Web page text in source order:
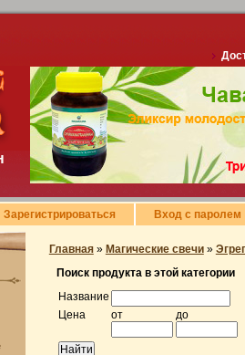
Зарегистрироваться Вход с паролем
Главная» Магические свечи»
Поиск продукта в этой категории
Название
Цена
от до